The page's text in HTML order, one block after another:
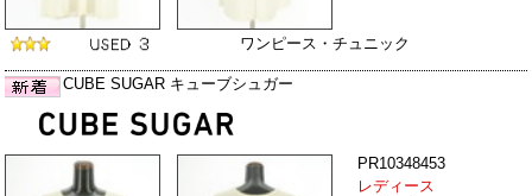
ワンピース・チュニック
CUBE SUGAR キューブシュガー
PR10348453
レディース